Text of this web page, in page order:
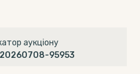
аукціону
95953